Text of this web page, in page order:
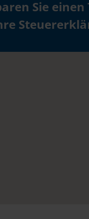
Sie einen